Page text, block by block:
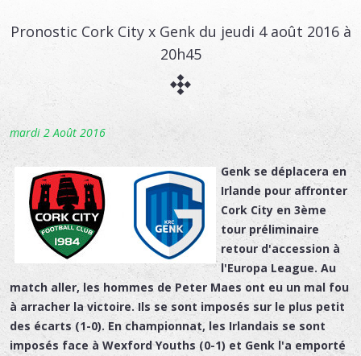
Pronostic Cork City x Genk du jeudi 4 août 2016 à
20h45
mardi 2 Août 2016
Genk se déplacera en
Irlande pour affronter
Cork City en 3ème
tour préliminaire
retour d'accession à
l'Europa League. Au
match aller, les hommes de Peter Maes ont eu un mal fou
à arracher la victoire. Ils se sont imposés sur le plus petit
des écarts (1-0). En championnat, les Irlandais se sont
imposés face à Wexford Youths (0-1) et Genk l'a emporté